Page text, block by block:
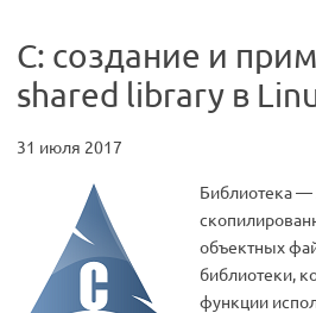
C: создание и
shared library в
31 июля 2017
Библиотека
объектных
библиотеки,
функции